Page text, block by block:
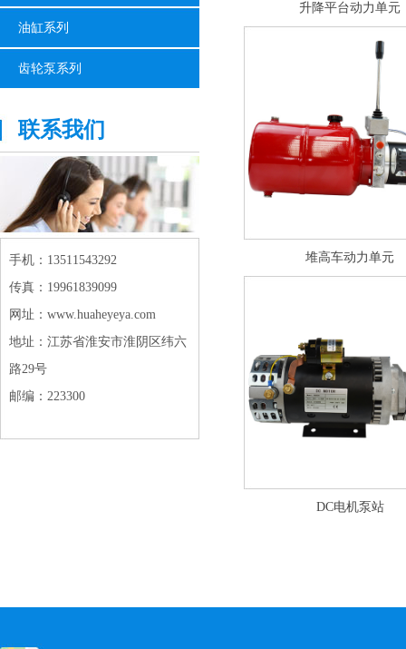
油缸系列
齿轮泵系列
联系我们
手机：13511543292
传真：19961839099
网址：www.huaheyeya.com
地址：江苏省淮安市淮阴区纬六
路29号
邮编：223300
升降平台动力单元
堆高车动力单元
DC电机泵站